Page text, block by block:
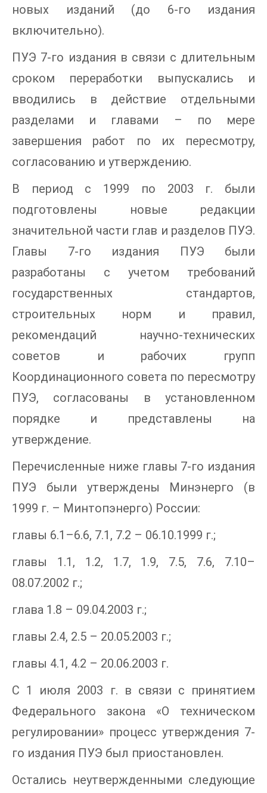
новых изданий (до 6-го издания
включительно).
ПУЭ 7-го издания в связи с длительным
сроком переработки выпускались и
вводились в действие отдельными
разделами и главами – по мере
завершения работ по их пересмотру,
согласованию и утверждению.
В период с 1999 по 2003 г. были
подготовлены новые редакции
значительной части глав и разделов ПУЭ.
Главы 7-го издания ПУЭ были
разработаны с учетом требований
государственных стандартов,
строительных норм и правил,
рекомендаций научно-технических
советов и рабочих групп
Координационного совета по пересмотру
ПУЭ, согласованы в установленном
порядке и представлены на
утверждение.
Перечисленные ниже главы 7-го издания
ПУЭ были утверждены Минэнерго (в
1999 г. – Минтопэнерго) России:
главы 6.1–6.6, 7.1, 7.2 – 06.10.1999 г.;
главы 1.1, 1.2, 1.7, 1.9, 7.5, 7.6, 7.10–
08.07.2002 г.;
глава 1.8 – 09.04.2003 г.;
главы 2.4, 2.5 – 20.05.2003 г.;
главы 4.1, 4.2 – 20.06.2003 г.
С 1 июля 2003 г. в связи с принятием
Федерального закона «О техническом
регулировании» процесс утверждения 7-
го издания ПУЭ был приостановлен.
Остались неутвержденными следующие